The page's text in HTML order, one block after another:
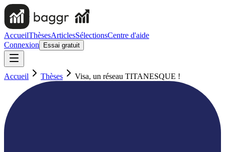
AccueilThèsesArticlesSélectionsCentre d'aide
Connexion
Essai gratuit
Accueil Thèses Visa, un réseau TITANESQUE !